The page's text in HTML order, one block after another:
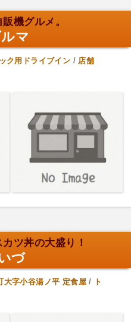
機グルメ。
マ
ク用ドライブイン / 店舗
ツ丼の大盛り！
づ
大字小谷湯ノ平 定食屋/
ト